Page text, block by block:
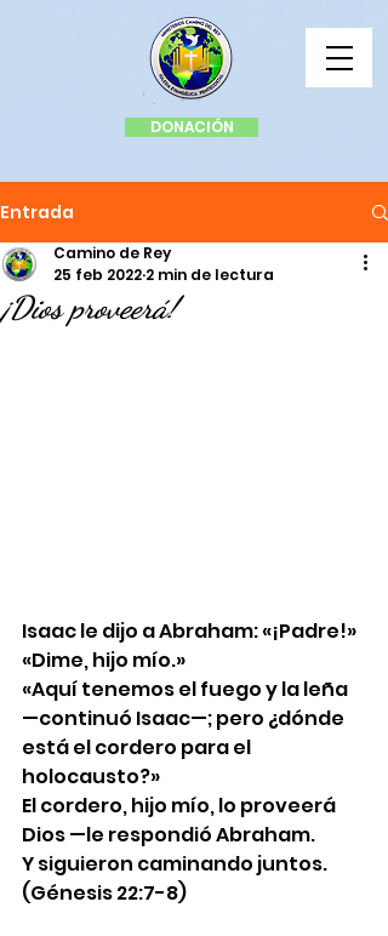
DONACIÓN
Entrada
¡Dios proveerá!
Camino de Rey
25 feb 2022 2 min de lectura
Isaac le dijo a Abraham: «¡Padre!»
«Dime, hijo mío.»
«Aquí tenemos el fuego y la leña
—continuó Isaac—; pero ¿dónde
está el cordero para el
holocausto?»
El cordero, hijo mío, lo proveerá
Dios —le respondió Abraham.
Y siguieron caminando juntos.
(Génesis 22:7-8)